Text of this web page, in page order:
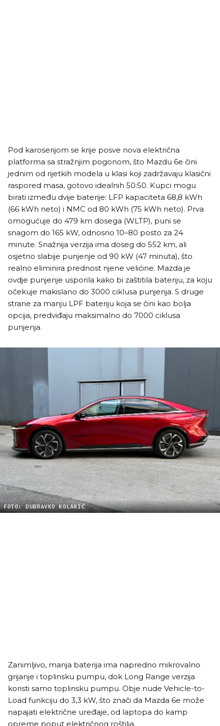
Pod karoserijom se krije posve nova električna
platforma sa stražnjim pogonom, što Mazdu 6e čini
jednim od rijetkih modela u klasi koji zadržavaju klasični
raspored masa, gotovo idealnih 50:50. Kupci mogu
birati između dvije baterije: LFP kapaciteta 68,8 kWh
(66 kWh neto) i NMC od 80 kWh (75 kWh neto). Prva
omogućuje do 479 km dosega (WLTP), puni se
snagom do 165 kW, odnosno 10–80 posto za 24
minute. Snažnija verzija ima doseg do 552 km, ali
osjetno slabije punjenje od 90 kW (47 minuta), što
realno eliminira prednost njene velićine. Mazda je
ovdje punjenje usporila kako bi zaštitila bateriju, za koju
očekuje makislano do 3000 ciklusa punjenja. S druge
strane za manju LPF bateriju koja se čini kao bolja
opcija, predviđaju maksimalno do 7000 ciklusa
punjenja.
FOTO: DUBRAVKO KOLARIĆ
Zanimljivo, manja baterija ima napredno mikrovalno
grijanje i toplinsku pumpu, dok Long Range verzija
koristi samo toplinsku pumpu. Obje nude Vehicle-to-
Load funkciju do 3,3 kW, što znači da Mazda 6e može
napajati električne uređaje, od laptopa do kamp
opreme poput električnog roštilja.